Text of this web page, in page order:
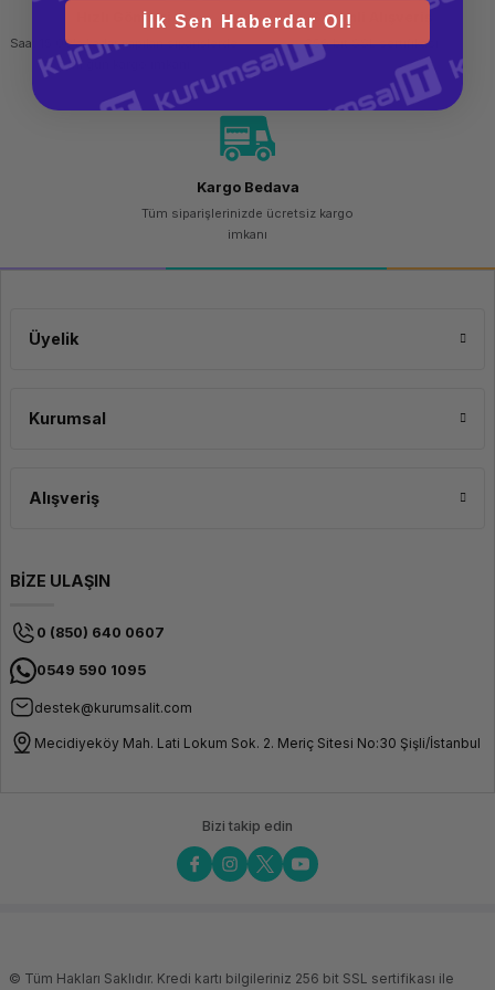
İnce istemci kurulmuş:Hayır
Ekran özellikleri:LED
Ürün rengi:Siyah
Hızlı Gönderi
Saat 15.00'a kadar yapılan siparişlerde
aynı gün kargo imkanı
Güvenli Alışveriş
256 bit SSL sertifikası
Kargo Bedava
Tüm siparişlerinizde ücretsiz kargo
imkanı
Üyelik
Kurumsal
Alışveriş
BİZE ULAŞIN
0 (850) 640 0607
0549 590 1095
destek@kurumsalit.com
Mecidiyeköy Mah. Lati Lokum Sok. 2. Meriç Sitesi No:30 Şişli/İstanbul
Bizi takip edin
© Tüm Hakları Saklıdır. Kredi kartı bilgileriniz 256 bit SSL sertifikası ile
İlk Sen Haberdar Ol!